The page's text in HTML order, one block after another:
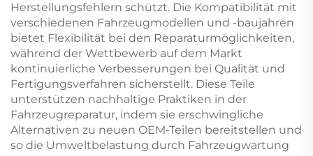
Herstellungsfehlern schützt. Die Kompatibilität mit
verschiedenen Fahrzeugmodellen und -baujahren
bietet Flexibilität bei den Reparaturmöglichkeiten,
während der Wettbewerb auf dem Markt
kontinuierliche Verbesserungen bei Qualität und
Fertigungsverfahren sicherstellt. Diese Teile
unterstützen nachhaltige Praktiken in der
Fahrzeugreparatur, indem sie erschwingliche
Alternativen zu neuen OEM-Teilen bereitstellen und
so die Umweltbelastung durch Fahrzeugwartung